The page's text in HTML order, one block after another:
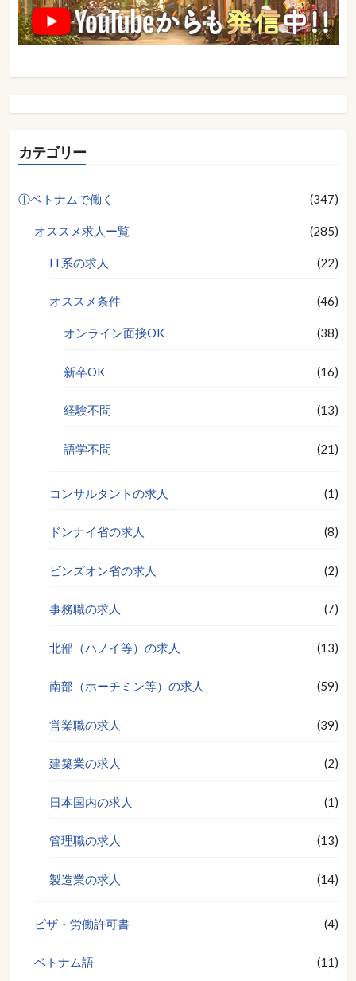
カテゴリー
①ベトナムで働く (347)
オススメ求人ー覧 (285)
IT系の求人 (22)
オススメ条件 (46)
オンライン面接OK (38)
新卒OK (16)
経験不問 (13)
語学不問 (21)
コンサルタントの求人 (1)
ドンナイ省の求人 (8)
ビンズオン省の求人 (2)
事務職の求人 (7)
北部（ハノイ等）の求人 (13)
南部（ホーチミン等）の求人 (59)
営業職の求人 (39)
建築業の求人 (2)
日本国内の求人 (1)
管理職の求人 (13)
製造業の求人 (14)
ビザ・労働許可書 (4)
ベトナム語 (11)